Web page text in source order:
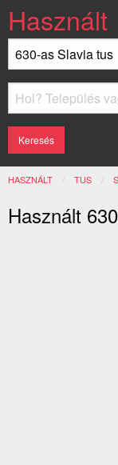
Használt
HASZNÁLT TUS
Használt